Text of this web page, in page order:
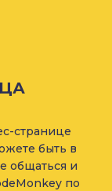
странице
быть в
общаться и
по